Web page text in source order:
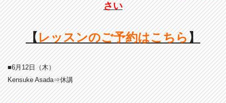
さい
【レッスンのご予約はこちら】
■6月12日（木）
Kensuke Asada⇒休講